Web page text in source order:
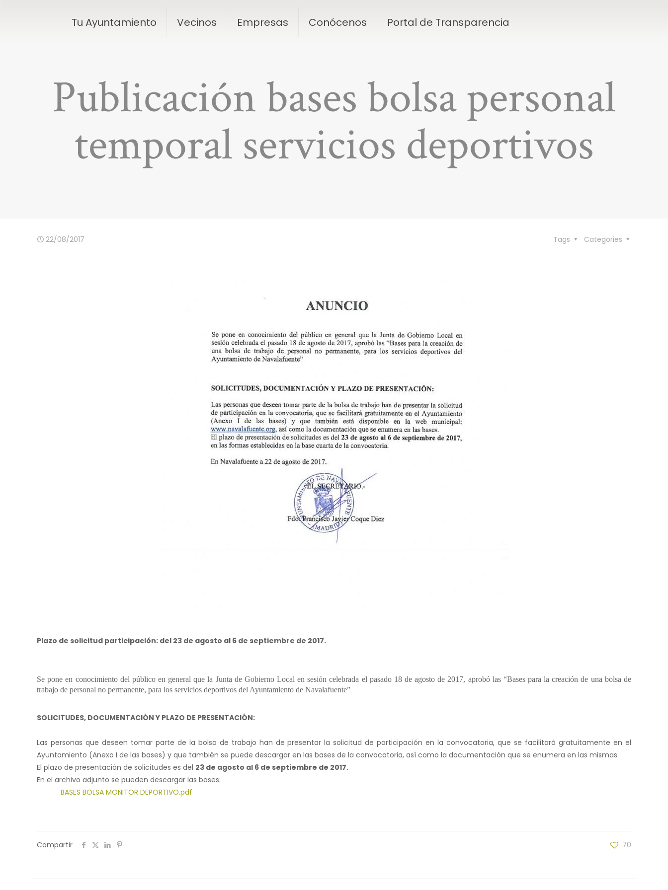
Tu Ayuntamiento Vecinos Empresas Conócenos Portal de Transparencia
Publicación bases bolsa personal
temporal servicios deportivos
22/08/2017 Categories
Tags
Plazo de solicitud participación: del 23 de agosto al 6 de septiembre de 2017.
Se pone en conocimiento del público en general que la Junta de Gobierno Local en sesión celebrada el pasado 18 de agosto de 2017, aprobó las “Bases para la creación de una bolsa de
trabajo de personal no permanente, para los servicios deportivos del Ayuntamiento de Navalafuente”
SOLICITUDES, DOCUMENTACIÓN Y PLAZO DE PRESENTACIÓN:
Las personas que deseen tomar parte de la bolsa de trabajo han de presentar la solicitud de participación en la convocatoria, que se facilitará gratuitamente en el
Ayuntamiento (Anexo I de las bases) y que también se puede descargar en las bases de la convocatoria, así como la documentación que se enumera en las mismas.
El plazo de presentación de solicitudes es del 23 de agosto al 6 de septiembre de 2017.
En el archivo adjunto se pueden descargar las bases:
BASES BOLSA MONITOR DEPORTIVO.pdf
Compartir 70